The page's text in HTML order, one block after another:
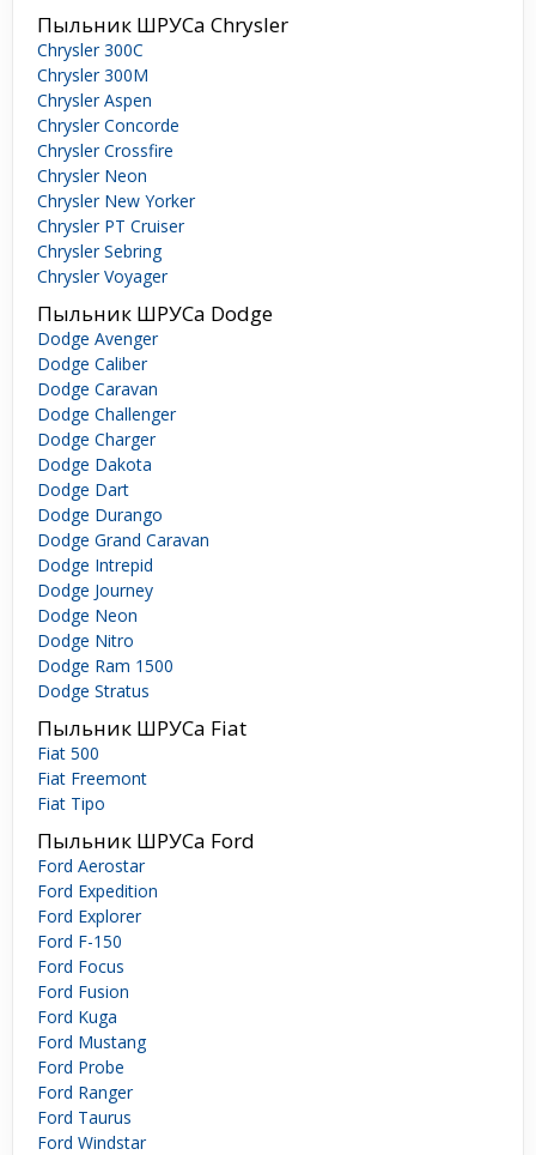
Пыльник ШРУСа Chrysler
Chrysler 300C
Chrysler 300M
Chrysler Aspen
Chrysler Concorde
Chrysler Crossfire
Chrysler Neon
Chrysler New Yorker
Chrysler PT Cruiser
Chrysler Sebring
Chrysler Voyager
Пыльник ШРУСа Dodge
Dodge Avenger
Dodge Caliber
Dodge Caravan
Dodge Challenger
Dodge Charger
Dodge Dakota
Dodge Dart
Dodge Durango
Dodge Grand Caravan
Dodge Intrepid
Dodge Journey
Dodge Neon
Dodge Nitro
Dodge Ram 1500
Dodge Stratus
Пыльник ШРУСа Fiat
Fiat 500
Fiat Freemont
Fiat Tipo
Пыльник ШРУСа Ford
Ford Aerostar
Ford Expedition
Ford Explorer
Ford F-150
Ford Focus
Ford Fusion
Ford Kuga
Ford Mustang
Ford Probe
Ford Ranger
Ford Taurus
Ford Windstar